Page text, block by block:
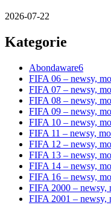
2026-07-22
Kategorie
Abondaware6
FIFA 06 – newsy,
FIFA 07 – newsy,
FIFA 08 – newsy,
FIFA 09 – newsy,
FIFA 10 – newsy,
FIFA 11 – newsy,
FIFA 12 – newsy,
FIFA 13 – newsy,
FIFA 14 – newsy,
FIFA 16 – newsy,
FIFA 2000 – newsy,
FIFA 2001 – newsy,